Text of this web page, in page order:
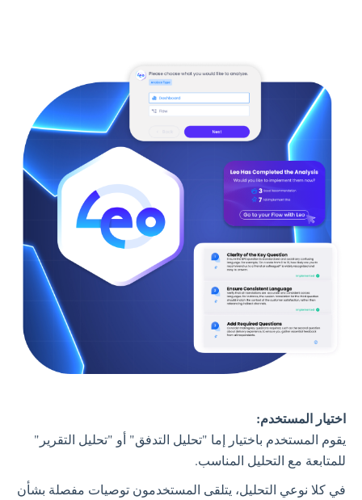
اختيار المستخدم:
يقوم المستخدم باختيار إما "تحليل التدفق" أو "تحليل التقرير"
للمتابعة مع التحليل المناسب.
في كلا نوعي التحليل، يتلقى المستخدمون توصيات مفصلة بشأن